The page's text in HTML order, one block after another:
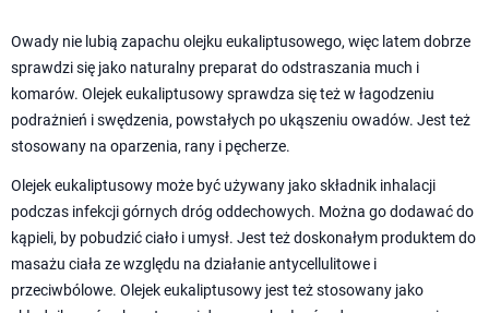
Owady nie lubią zapachu olejku eukaliptusowego, więc latem dobrze
sprawdzi się jako naturalny preparat do odstraszania much i
komarów. Olejek eukaliptusowy sprawdza się też w łagodzeniu
podrażnień i swędzenia, powstałych po ukąszeniu owadów. Jest też
stosowany na oparzenia, rany i pęcherze.
Olejek eukaliptusowy może być używany jako składnik inhalacji
podczas infekcji górnych dróg oddechowych. Można go dodawać do
kąpieli, by pobudzić ciało i umysł. Jest też doskonałym produktem do
masażu ciała ze względu na działanie antycellulitowe i
przeciwbólowe. Olejek eukaliptusowy jest też stosowany jako